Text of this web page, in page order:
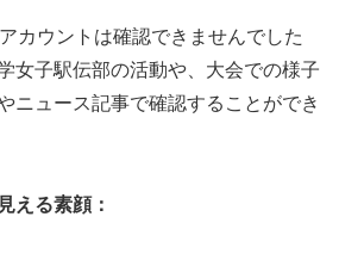
カウントは確認できませんでした
女子駅伝部の活動や、大会での様子
ニュース記事で確認することができ
える素顔：